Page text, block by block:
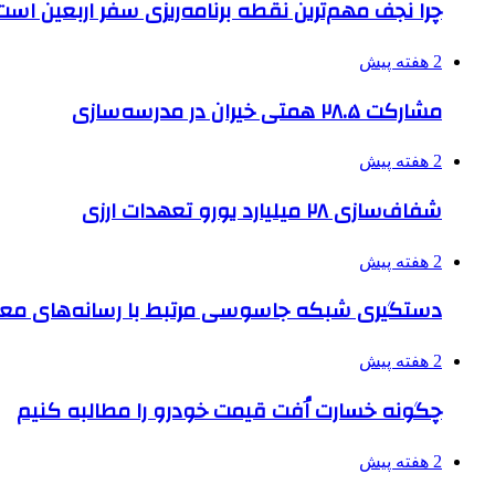
چرا نجف مهم‌ترین نقطه برنامه‌ریزی سفر اربعین
2 هفته پیش
مشارکت ۲۸.۵ همتی خیران در مدرسه‌سازی
2 هفته پیش
شفاف‌سازی ۲۸ میلیارد یورو تعهدات ارزی
2 هفته پیش
دستگیری شبکه جاسوسی مرتبط با رسانه‌های
2 هفته پیش
چگونه خسارت اُفت قیمت خودرو را مطالبه کنیم
2 هفته پیش